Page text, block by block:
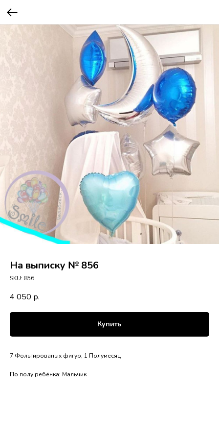
На выписку № 856
SKU: 856
4 050 р.
Купить
7 Фольгированых фигур; 1 Полумесяц
По полу ребёнка: Мальчик